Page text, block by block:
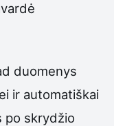
duomenys
ir automatiškai
po skrydžio